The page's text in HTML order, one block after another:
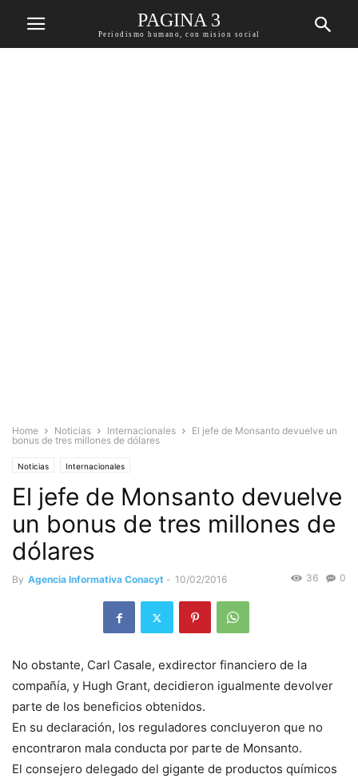
PAGINA 3
Periodismo humano, con mision social
Home Noticias Internacionales
El jefe de Monsanto devuelve un
bonus de tres millones de dólares
Noticias Internacionales
El jefe de Monsanto devuelve
un bonus de tres millones de
dólares
By Agencia Informativa Conacyt - 10/02/2016 0
36
No obstante, Carl Casale, exdirector financiero de la
compañía, y Hugh Grant, decidieron igualmente devolver
parte de los beneficios obtenidos.
En su declaración, los reguladores concluyeron que no
encontraron mala conducta por parte de Monsanto.
El consejero delegado del gigante de productos químicos